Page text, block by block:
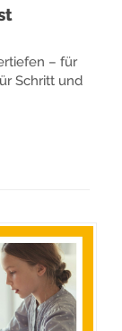
– für
Schritt und